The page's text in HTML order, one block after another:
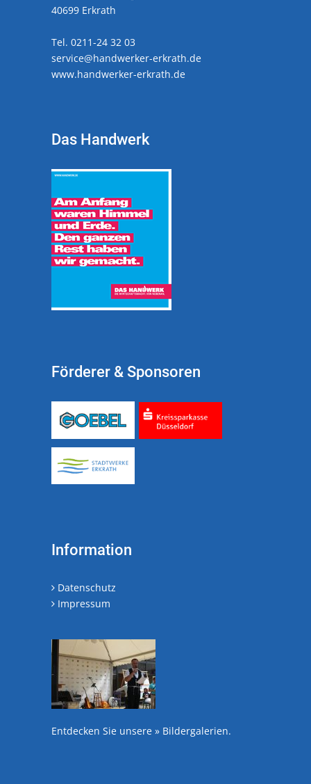
40699 Erkrath
Tel. 0211-24 32 03
service@handwerker-erkrath.de
www.handwerker-erkrath.de
Das Handwerk
Förderer & Sponsoren
Information
Datenschutz
Impressum
Entdecken Sie unsere » Bildergalerien.